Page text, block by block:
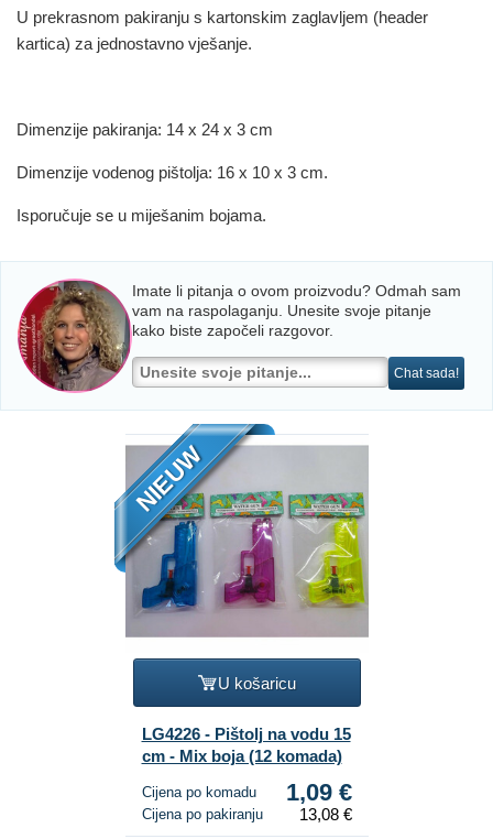
U prekrasnom pakiranju s kartonskim zaglavljem (header
kartica) za jednostavno vješanje.
Dimenzije pakiranja: 14 x 24 x 3 cm
Dimenzije vodenog pištolja: 16 x 10 x 3 cm.
Isporučuje se u miješanim bojama.
Imate li pitanja o ovom proizvodu? Odmah sam
vam na raspolaganju. Unesite svoje pitanje
kako biste započeli razgovor.
Chat sada!
NIEUW
U košaricu
LG4226 - Pištolj na vodu 15
cm - Mix boja (12 komada)
Cijena po komadu 1,09 €
Cijena po pakiranju 13,08 €